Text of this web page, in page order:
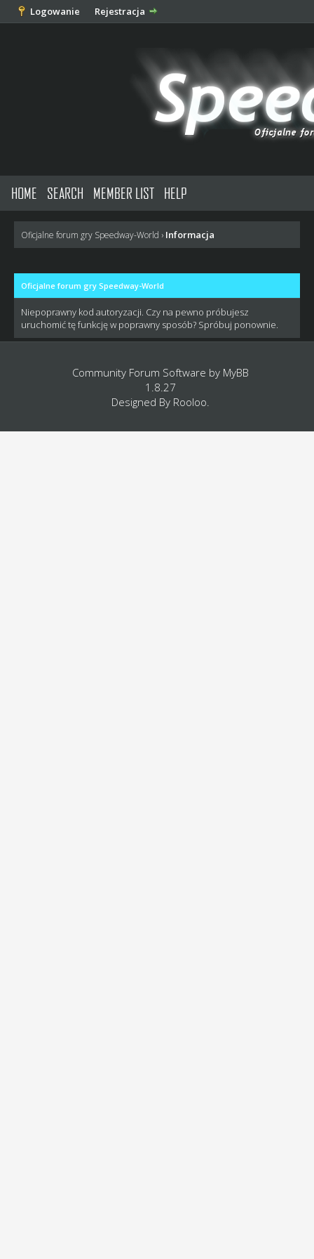
Logowanie Rejestracja
HOME SEARCH MEMBER LIST HELP
Oficjalne forum gry Speedway-World › Informacja
Oficjalne forum gry Speedway-World
Niepoprawny kod autoryzacji. Czy na pewno próbujesz
uruchomić tę funkcję w poprawny sposób? Spróbuj ponownie.
Community Forum Software by MyBB
1.8.27
Designed By Rooloo.